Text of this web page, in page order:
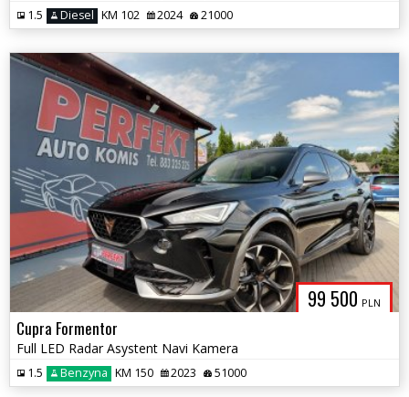
1.5 Diesel KM 102 2024 21000
99 500 PLN
Cupra Formentor
Full LED Radar Asystent Navi Kamera
1.5 Benzyna KM 150 2023 51000